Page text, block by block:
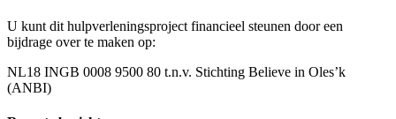
U kunt dit hulpverleningsproject financieel steunen door een
bijdrage over te maken op:
NL18 INGB 0008 9500 80 t.n.v. Stichting Believe in Oles’k
(ANBI)